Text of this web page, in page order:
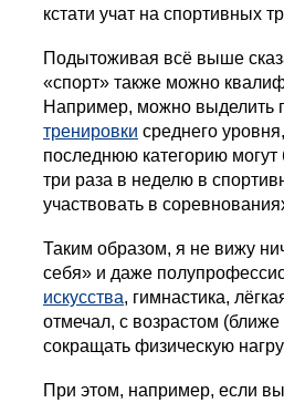
кстати учат на спортивных
Подытоживая всё выше
«спорт» также можно
Например, можно выделить
тренировки среднего
последнюю категорию
три раза в неделю в
участвовать в
Таким образом, я не вижу
себя» и даже
искусства, гимнастика,
отмечал, с возрастом
сокращать физическую
При этом, например, если